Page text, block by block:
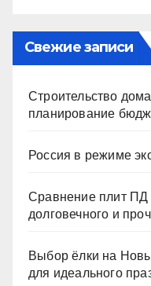
Свежие записи
Строительство
планирование
Россия в режиме
Сравнение плит ПД
долговечного и
Выбор ёлки на
для идеального